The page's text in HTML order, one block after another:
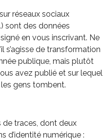
réseaux sociaux
sont des données
en vous inscrivant. Ne
s’agisse de transformation
publique, mais plutôt
avez publié et sur lequel
les gens tombent.
traces, dont deux
d’identité numérique :